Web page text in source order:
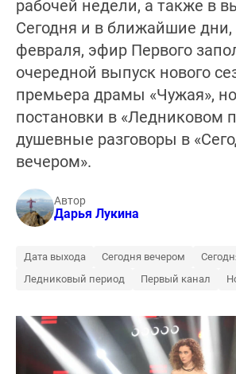
рабочей недели, а также в
Сегодня и в ближайшие дни,
февраля, эфир Первого
очередной выпуск нового
премьера драмы «Чужая»,
постановки в «Ледниковом
душевные разговоры в
вечером».
Автор
Дарья Лукина
Дата выхода Сегодня вечером
Ледниковый период
Первый канал